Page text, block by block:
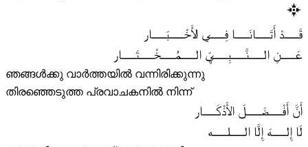
قَـــــدْ أَتَـــــانَـــــا فِـــــي الأَخْـــــبَـــــار
عَـــــنِ الـــــنَّـــــبِـــــيِّ الـــــمُـــــخْـــــتَـــــار
ഞങ്ങൾക്കു വാർത്തയിൽ വന്നിരിക്കുന്നു
തിരഞ്ഞെടുത്ത പ്രവാചകനിൽ നിന്ന്
أَنَّ أَفْـــــضَـــــلَ الأَذْكَـــــار
لَا إِلـــــهَ إِلَّا الـــــلـــــه